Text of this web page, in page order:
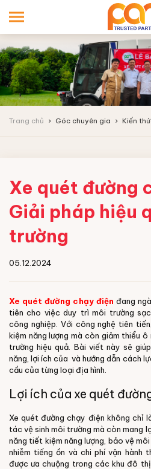
Trang chủ Góc chuyên gia Kiến
Xe quét đường
Giải pháp hiệu
trường
05.12.2024
Xe quét đường chạy điện đang
tiên cho việc duy trì môi trường
công nghiệp. Với công nghệ tiên
kiệm năng lượng mà còn giảm thiểu
trường hiệu quả. Bài viết này sẽ
năng, lợi ích của và hướng dẫn cách
cầu của từng loại địa hình.
Lợi ích của xe quét
Xe quét đường chạy điện không chỉ
tác vệ sinh môi trường mà còn mang
năng tiết kiệm năng lượng, bảo vệ
nhiễm tiếng ồn và chi phí vận hành
được ưa chuộng trong các khu đô